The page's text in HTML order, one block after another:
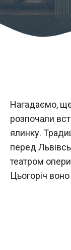
Нагадаємо, ще
розпочали
ялинку.
перед
театром
Цьогоріч